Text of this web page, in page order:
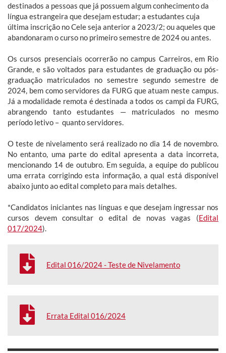
destinados a pessoas que já possuem algum conhecimento da
língua estrangeira que desejam estudar; a estudantes cuja
última inscrição no Cele seja anterior a 2023/2; ou aqueles que
abandonaram o curso no primeiro semestre de 2024 ou antes.
Os cursos presenciais ocorrerão no campus Carreiros, em Rio
Grande, e são voltados para estudantes de graduação ou pós-
graduação matriculados no semestre segundo semestre de
2024, bem como servidores da FURG que atuam neste campus.
Já a modalidade remota é destinada a todos os campi da FURG,
abrangendo tanto estudantes — matriculados no mesmo
período letivo – quanto servidores.
O teste de nivelamento será realizado no dia 14 de novembro.
No entanto, uma parte do edital apresenta a data incorreta,
mencionando 14 de outubro. Em seguida, a equipe do publicou
uma errata corrigindo esta informação, a qual está disponível
abaixo junto ao edital completo para mais detalhes.
*Candidatos iniciantes nas línguas e que desejam ingressar nos
cursos devem consultar o edital de novas vagas (Edital
017/2024).
Edital 016/2024 - Teste de Nivelamento
Errata Edital 016/2024